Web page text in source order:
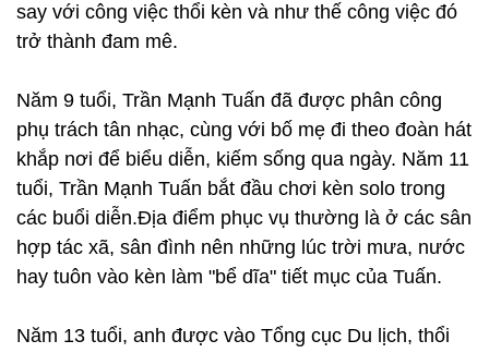
say với công việc thổi kèn và như thế công việc đó
trở thành đam mê.
Năm 9 tuổi, Trần Mạnh Tuấn đã được phân công
phụ trách tân nhạc, cùng với bố mẹ đi theo đoàn hát
khắp nơi để biểu diễn, kiếm sống qua ngày. Năm 11
tuổi, Trần Mạnh Tuấn bắt đầu chơi kèn solo trong
các buổi diễn.Địa điểm phục vụ thường là ở các sân
hợp tác xã, sân đình nên những lúc trời mưa, nước
hay tuôn vào kèn làm "bể dĩa" tiết mục của Tuấn.
Năm 13 tuổi, anh được vào Tổng cục Du lịch, thổi